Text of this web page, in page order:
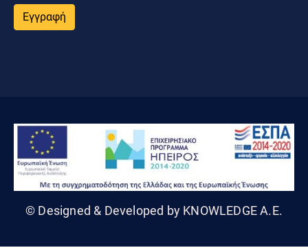
Εγγραφή
© Designed & Developed by KNOWLEDGE A.E.